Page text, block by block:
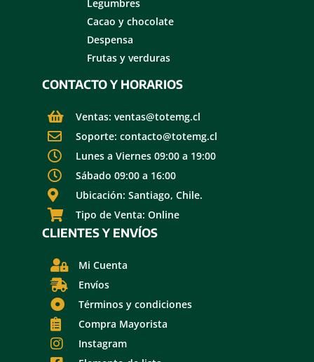
Legumbres
Cacao y chocolate
Despensa
Frutas y verduras
CONTACTO Y HORARIOS
Ventas: ventas@totemg.cl
Soporte: contacto@totemg.cl
Lunes a Viernes 09:00 a 19:00
Sábado 09:00 a 16:00
Ubicación: Santiago, Chile.
Tipo de Venta: Online
CLIENTES Y ENVÍOS
Mi Cuenta
Envíos
Términos y condiciones
Compra Mayorista
Instagram